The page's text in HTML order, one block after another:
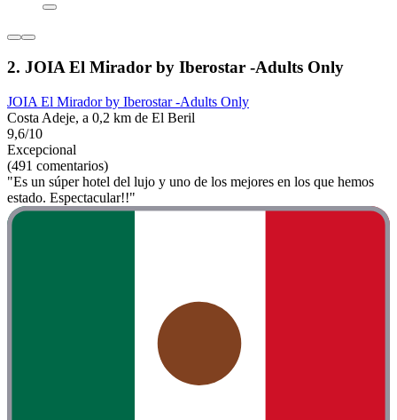
2. JOIA El Mirador by Iberostar -Adults Only
JOIA El Mirador by Iberostar -Adults Only
Costa Adeje, a 0,2 km de El Beril
9,6/10
Excepcional
(491 comentarios)
"Es un súper hotel del lujo y uno de los mejores en los que hemos
estado. Espectacular!!"